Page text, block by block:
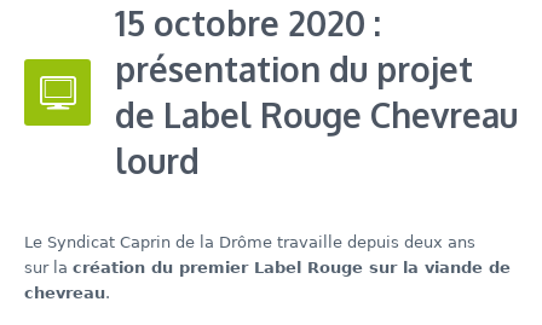
15 octobre 2020 :
présentation du projet
de Label Rouge Chevreau
lourd
Le Syndicat Caprin de la Drôme travaille depuis deux ans
sur la création du premier Label Rouge sur la viande de
chevreau.